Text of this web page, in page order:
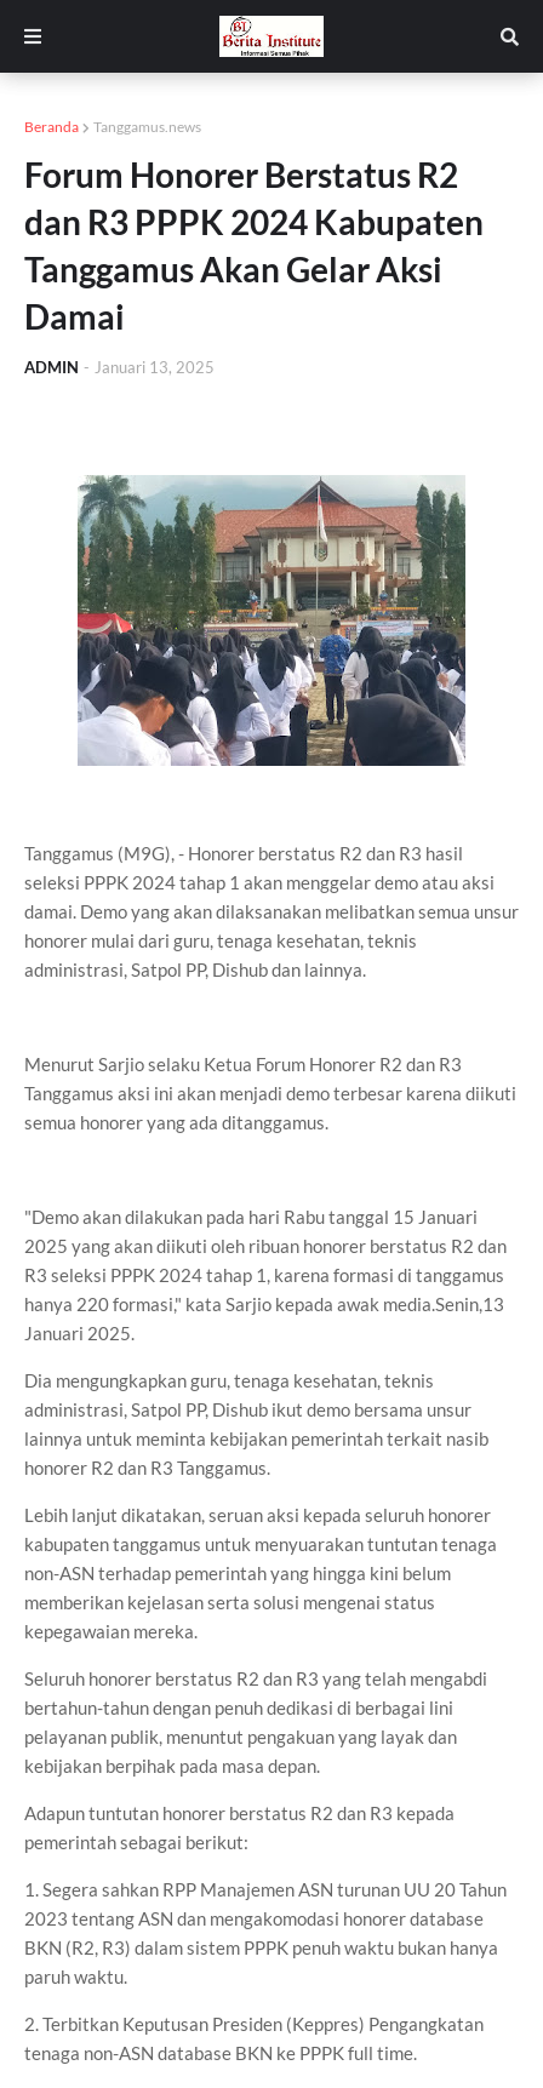
Beranda Tanggamus.news
Forum Honorer Berstatus R2
dan R3 PPPK 2024 Kabupaten
Tanggamus Akan Gelar Aksi
Damai
ADMIN - Januari 13, 2025
Tanggamus (M9G), - Honorer berstatus R2 dan R3 hasil
seleksi PPPK 2024 tahap 1 akan menggelar demo atau aksi
damai. Demo yang akan dilaksanakan melibatkan semua unsur
honorer mulai dari guru, tenaga kesehatan, teknis
administrasi, Satpol PP, Dishub dan lainnya.
Menurut Sarjio selaku Ketua Forum Honorer R2 dan R3
Tanggamus aksi ini akan menjadi demo terbesar karena diikuti
semua honorer yang ada ditanggamus.
"Demo akan dilakukan pada hari Rabu tanggal 15 Januari
2025 yang akan diikuti oleh ribuan honorer berstatus R2 dan
R3 seleksi PPPK 2024 tahap 1, karena formasi di tanggamus
hanya 220 formasi," kata Sarjio kepada awak media.Senin,13
Januari 2025.
Dia mengungkapkan guru, tenaga kesehatan, teknis
administrasi, Satpol PP, Dishub ikut demo bersama unsur
lainnya untuk meminta kebijakan pemerintah terkait nasib
honorer R2 dan R3 Tanggamus.
Lebih lanjut dikatakan, seruan aksi kepada seluruh honorer
kabupaten tanggamus untuk menyuarakan tuntutan tenaga
non-ASN terhadap pemerintah yang hingga kini belum
memberikan kejelasan serta solusi mengenai status
kepegawaian mereka.
Seluruh honorer berstatus R2 dan R3 yang telah mengabdi
bertahun-tahun dengan penuh dedikasi di berbagai lini
pelayanan publik, menuntut pengakuan yang layak dan
kebijakan berpihak pada masa depan.
Adapun tuntutan honorer berstatus R2 dan R3 kepada
pemerintah sebagai berikut:
1. Segera sahkan RPP Manajemen ASN turunan UU 20 Tahun
2023 tentang ASN dan mengakomodasi honorer database
BKN (R2, R3) dalam sistem PPPK penuh waktu bukan hanya
paruh waktu.
2. Terbitkan Keputusan Presiden (Keppres) Pengangkatan
tenaga non-ASN database BKN ke PPPK full time.